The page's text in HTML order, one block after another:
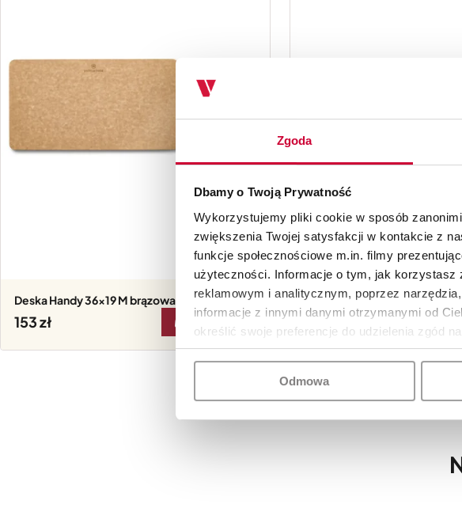
Zgoda
Dbamy o Twoją Prywatność
Wykorzystujemy pliki cookie w sposób
zwiększenia Twojej satysfakcji w kontakcie z
funkcje społecznościowe m.in. filmy
użyteczności. Informacje o tym, jak korzystasz
reklamowym i analitycznym, poprzez
informacje z innymi danymi otrzymanymi od
określić swoje preferencje do udzielenia zgód
Odmowa
Deska Handy 36x19 M brązowa Victorinox
153 DO KOSZYKA
Deska Handy 36x19 M
153